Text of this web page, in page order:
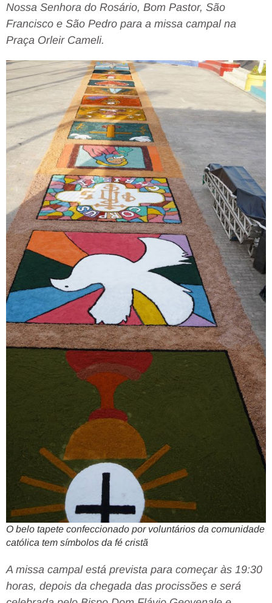
Nossa Senhora do Rosário, Bom Pastor, São
Francisco e São Pedro para a missa campal na
Praça Orleir Cameli.
O belo tapete confeccionado por voluntários da comunidade
católica tem símbolos da fé cristã
A missa campal está prevista para começar às 19:30
horas, depois da chegada das procissões e será